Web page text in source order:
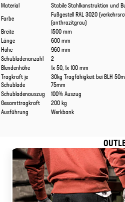
Eigenschaften
Material
Stabile Stahlkonstruktion und
Farbe
Fußgestell RAL 3020
(anthrazitgrau)
Breite
1500 mm
Länge
600 mm
Höhe
960 mm
Schubladenanzahl
2
Blendenhöhe
1x 50, 1x 100 mm
Tragkraft je
Schublade
30kg Tragfähigkeit bei BLH
75mm
Schubladenauszug
100% Auszug
Gesamttragkraft
200 kg
Ausführung
Werkbank